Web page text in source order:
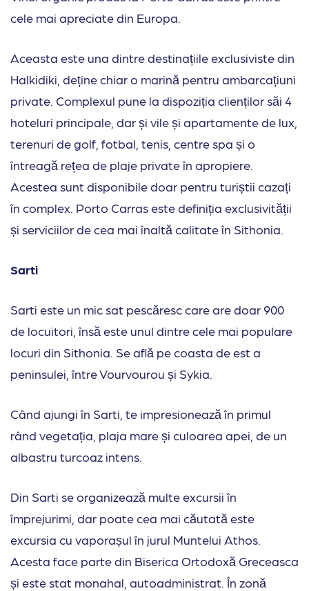
cele mai apreciate din Europa.
Aceasta este una dintre destinațiile exclusiviste din
Halkidiki, deține chiar o marină pentru ambarcațiuni
private. Complexul pune la dispoziția clienților săi 4
hoteluri principale, dar și vile și apartamente de lux,
terenuri de golf, fotbal, tenis, centre spa și o
întreagă rețea de plaje private în apropiere.
Acestea sunt disponibile doar pentru turiștii cazați
în complex. Porto Carras este definiția exclusivității
și serviciilor de cea mai înaltă calitate în Sithonia.
Sarti
Sarti este un mic sat pescăresc care are doar 900
de locuitori, însă este unul dintre cele mai populare
locuri din Sithonia. Se află pe coasta de est a
peninsulei, între Vourvourou și Sykia.
Când ajungi în Sarti, te impresionează în primul
rând vegetația, plaja mare și culoarea apei, de un
albastru turcoaz intens.
Din Sarti se organizează multe excursii în
împrejurimi, dar poate cea mai căutată este
excursia cu vaporașul în jurul Muntelui Athos.
Acesta face parte din Biserica Ortodoxă Greceasca
și este stat monahal, autoadministrat. În zonă